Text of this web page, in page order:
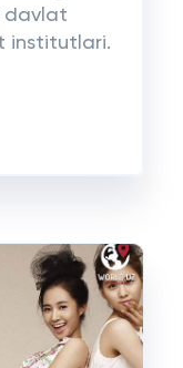
davlat
institutlari.